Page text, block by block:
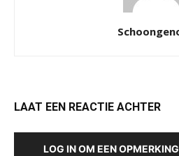
LAAT EEN REACTIE ACHTER
LOG IN OM EEN